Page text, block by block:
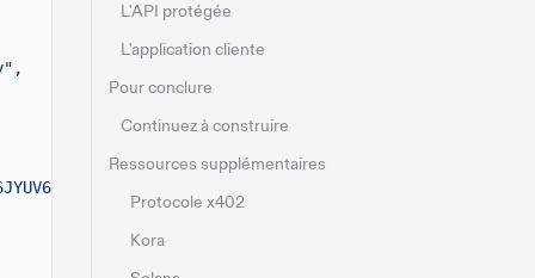
L'API protégée
L'application cliente
Pour conclure
Continuez à construire
Ressources supplémentaires
Protocole x402
Kora